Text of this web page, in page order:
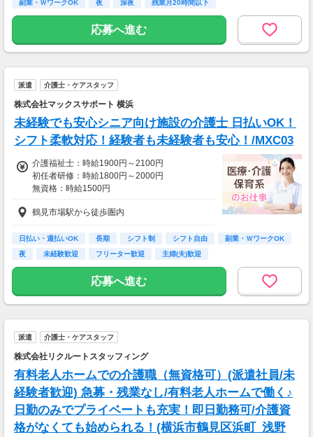
副業・ＷワークOK 夜 深夜 残業月20時間以下
応募へ進む
派遣 介護士・ケアスタッフ
株式会社マックスサポート 横浜
未経験でも安心シニア向け施設の介護士 日払いOK！
シフト柔軟対応！経験者も未経験者も安心！/MXC03
介護福祉士：時給1900円～2100円
初任者研修：時給1800円～2000円
無資格：時給1500円
※資格・経験によって変動あり
経験・資格がなくても安心
サポート体制万全です！
◆交通費全額支給（規定）
◆社会保険完備
鶴見市場駅から徒歩圏内
日払い・週払いOK 長期 シフト制 シフト自由
副業・ＷワークOK
夜
未経験歓迎 フリーター歓迎 主婦(夫)歓迎
応募へ進む
派遣 介護士・ケアスタッフ
株式会社リクルートスタッフィング
有料老人ホームでの介護職（無資格可）(派遣社員/未
経験者歓迎) 急募・残業なし/有料老人ホームで働く♪
日勤のみでプライベートも充実！即日勤務可/介護資
格がなくても始められる！(横浜市鶴見区浜町_浅野